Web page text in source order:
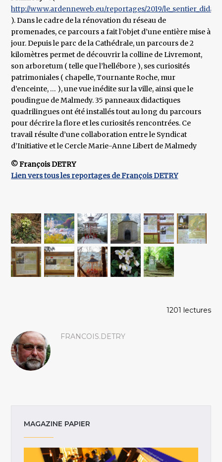
http://www.ardenneweb.eu/reportages/2019/
). Dans le cadre de la rénovation du réseau de
promenades, ce parcours a fait l’objet d’une entière mise à
jour. Depuis le parc de la Cathédrale, un parcours de 2
kilomètres permet de découvrir la colline de Livremont,
son arboretum ( telle que l’hellébore ), ses curiosités
patrimoniales ( chapelle, Tournante Roche, mur
d’enceinte, … ), une vue inédite sur la ville, ainsi que le
poudingue de Malmedy. 35 panneaux didactiques
quadrilingues ont été installés tout au long du parcours
pour décrire la flore et les curiosités rencontrées. Ce
travail résulte d’une collaboration entre le Syndicat
d’Initiative et le Cercle Marie-Anne Libert de Malmedy
© François DETRY
Lien vers tous les reportages de François DETRY
1201 lectures
FRANCOIS.DETRY
MAGAZINE PAPIER